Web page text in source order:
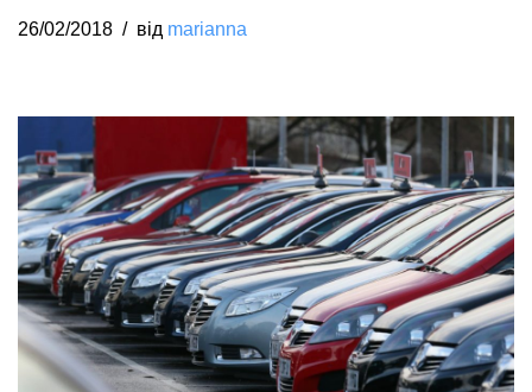
26/02/2018 від marianna